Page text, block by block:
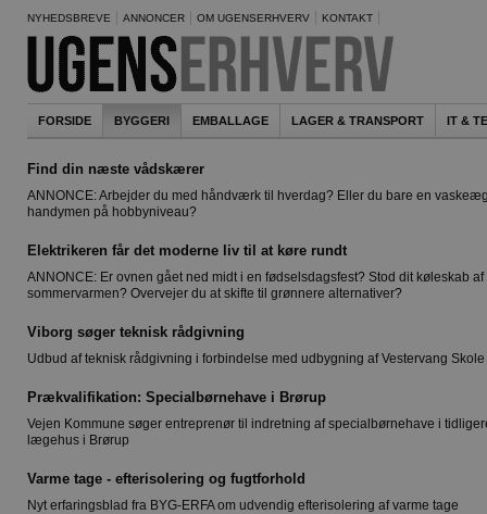
NYHEDSBREVE ANNONCER OM UGENSERHVERV KONTAKT
FORSIDE BYGGERI EMBALLAGE LAGER & TRANSPORT IT &
Find din næste vådskærer
ANNONCE: Arbejder du med håndværk til hverdag? Eller du bare en
handymen på hobbyniveau?
Elektrikeren får det moderne liv til at køre rundt
ANNONCE: Er ovnen gået ned midt i en fødselsdagsfest? Stod dit køleskab af
sommervarmen? Overvejer du at skifte til grønnere alternativer?
Viborg søger teknisk rådgivning
Udbud af teknisk rådgivning i forbindelse med udbygning af Vestervang Skole
Prækvalifikation: Specialbørnehave i Brørup
Vejen Kommune søger entreprenør til indretning af specialbørnehave i
lægehus i Brørup
Varme tage - efterisolering og fugtforhold
Nyt erfaringsblad fra BYG-ERFA om udvendig efterisolering af varme tage